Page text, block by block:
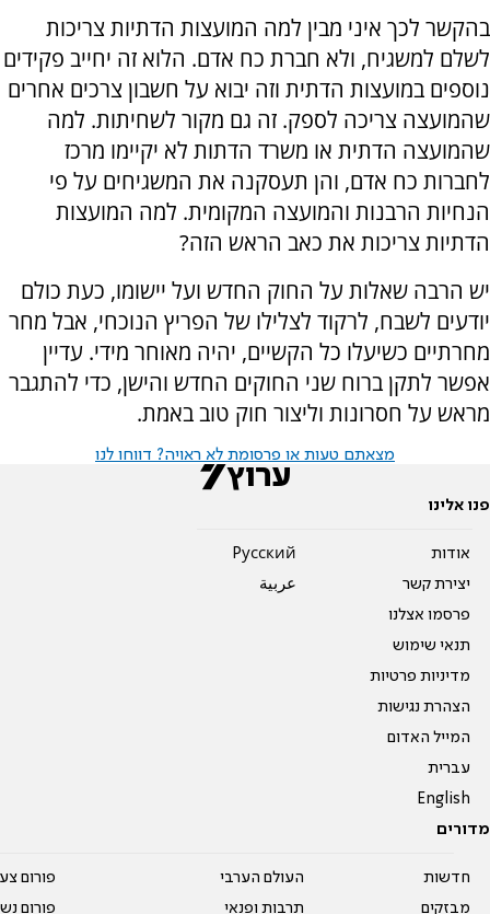
בהקשר לכך איני מבין למה המועצות הדתיות צריכות
לשלם למשגיח, ולא חברת כח אדם. הלוא זה יחייב פקידים
נוספים במועצות הדתית וזה יבוא על חשבון צרכים אחרים
שהמועצה צריכה לספק. זה גם מקור לשחיתות. למה
שהמועצה הדתית או משרד הדתות לא יקיימו מרכז
לחברות כח אדם, והן תעסקנה את המשגיחים על פי
הנחיות הרבנות והמועצה המקומית. למה המועצות
הדתיות צריכות את כאב הראש הזה?
יש הרבה שאלות על החוק החדש ועל יישומו, כעת כולם
יודעים לשבח, לרקוד לצלילו של הפריץ הנוכחי, אבל מחר
מחרתיים כשיעלו כל הקשיים, יהיה מאוחר מידי. עדיין
אפשר לתקן ברוח שני החוקים החדש והישן, כדי להתגבר
מראש על חסרונות וליצור חוק טוב באמת.
מצאתם טעות או פרסומת לא ראויה? דווחו לנו
פנו אלינו
אודות
יצירת קשר
פרסמו אצלנו
תנאי שימוש
מדיניות פרטיות
הצהרת נגישות
המייל האדום
עברית
English
Pусский
عربية
מדורים
חדשות
מבזקים
העולם הערבי
תרבות ופנאי
פורום
פורום